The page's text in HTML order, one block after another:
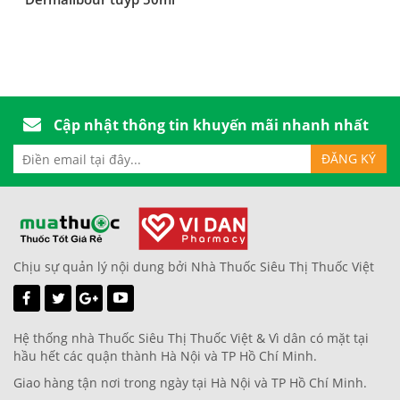
Cập nhật thông tin khuyến mãi nhanh nhất
Chịu sự quản lý nội dung bởi Nhà Thuốc Siêu Thị Thuốc Việt
Hệ thống nhà Thuốc Siêu Thị Thuốc Việt & Vì dân có mặt tại
hầu hết các quận thành Hà Nội và TP Hồ Chí Minh.
Giao hàng tận nơi trong ngày tại Hà Nội và TP Hồ Chí Minh.